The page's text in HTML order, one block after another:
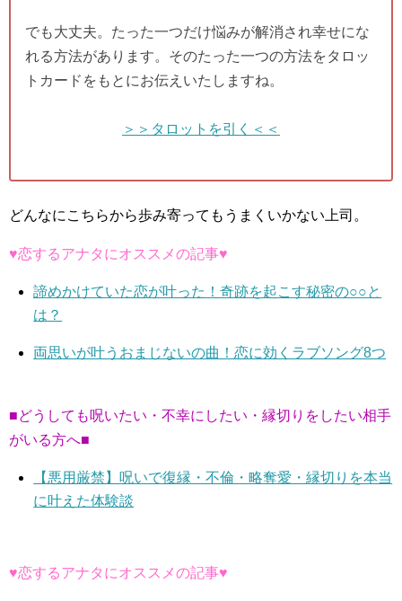
でも大丈夫。たった一つだけ悩みが解消され幸せにな
れる方法があります。そのたった一つの方法をタロッ
トカードをもとにお伝えいたしますね。
＞＞タロットを引く＜＜
どんなにこちらから歩み寄ってもうまくいかない上司。
♥恋するアナタにオススメの記事♥
諦めかけていた恋が叶った！奇跡を起こす秘密の○○と
は？
両思いが叶うおまじないの曲！恋に効くラブソング8つ
■どうしても呪いたい・不幸にしたい・縁切りをしたい相手
がいる方へ■
【悪用厳禁】呪いで復縁・不倫・略奪愛・縁切りを本当
に叶えた体験談
♥恋するアナタにオススメの記事♥